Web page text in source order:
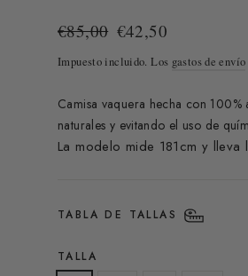
Precio
€85,00 Precio
oferta
€42,50
Impuesto incluido. Los gastos de envío
Camisa vaquera hecha con
naturales y evitando el uso de
La modelo mide 181cm y lleva
TABLA DE TALLAS
TALLA